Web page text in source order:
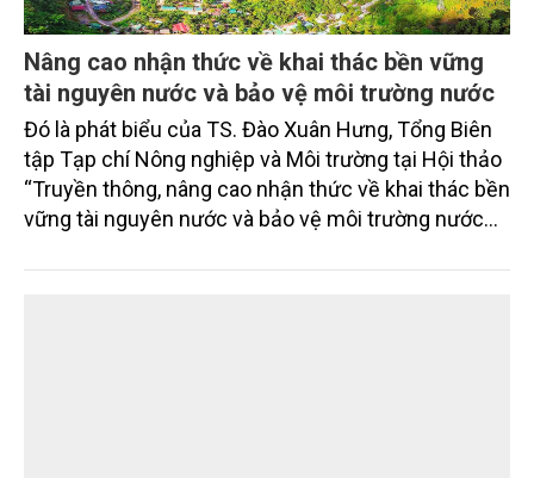
Nâng cao nhận thức về khai thác bền vững
tài nguyên nước và bảo vệ môi trường nước
Đó là phát biểu của TS. Đào Xuân Hưng, Tổng Biên
tập Tạp chí Nông nghiệp và Môi trường tại Hội thảo
“Truyền thông, nâng cao nhận thức về khai thác bền
vững tài nguyên nước và bảo vệ môi trường nước
trường phối hợp với Sở Nông nghiệp và Môi trường